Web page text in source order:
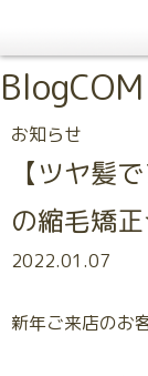
Blog
お知らせ
【ツヤ髪
の縮毛矯
2022.01.07
新年ご来店のお